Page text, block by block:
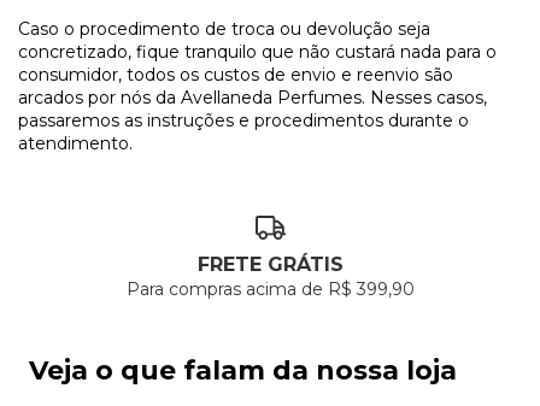
Caso o procedimento de troca ou devolução seja
concretizado, fique tranquilo que não custará nada para o
consumidor, todos os custos de envio e reenvio são
arcados por nós da Avellaneda Perfumes. Nesses casos,
passaremos as instruções e procedimentos durante o
atendimento.
FRETE GRÁTIS
Para compras acima de R$ 399,90
Veja o que falam da nossa loja